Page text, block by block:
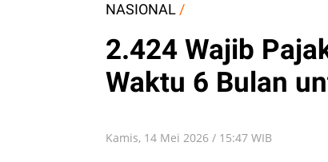
NASIONAL /
2.424 Wajib
Waktu 6 Bulan
Kamis, 14 Mei 2026 / 15:47 WIB